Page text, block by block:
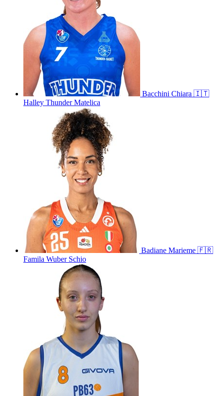
Bacchini Chiara 🇮🇹
Halley Thunder Matelica
Badiane Marieme 🇫🇷
Famila Wuber Schio